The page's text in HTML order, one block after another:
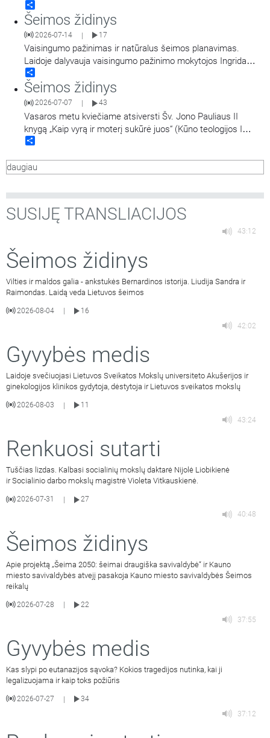
Pukeliai. Laidą veda žurnalistė, komunikacijos ekspertė Diana
Neimantienė.
Šeimos židinys
2026-07-14 | 17
Vaisingumo pažinimas ir natūralus šeimos planavimas.
Laidoje dalyvauja vaisingumo pažinimo mokytojos Ingrida
Vuosaitytė, Elena Kuosaitė-Čypienė, Jūra Jūronienė. Laidą
veda Jurgita Salinienė.
Šeimos židinys
2026-07-07 43
Vasaros metu kviečiame atsiversti Šv. Jono Pauliaus II
knygą „Kaip vyrą ir moterį sukūrė juos“ (Kūno teologijos I
dalį). Karolis Wojtyła-popiežius Jonas Paulius II „Kūno
remdamasis tuo, kaip ją galima įžvelgti Biblijoje. Tai visiškai
daugiau
SUSIJĘ TRANSLIACIJOS
43:12
Šeimos židinys
Vilties ir maldos galia - ankstukės Bernardinos istorija. Liudija Sandra ir
Raimondas. Laidą veda Lietuvos šeimos
2026-08-04
16
42:02
Gyvybės medis
Laidoje svečiuojasi Lietuvos Sveikatos Mokslų universiteto Akušerijos ir
ginekologijos klinikos gydytoja, dėstytoja ir Lietuvos sveikatos mokslų
2026-08-03 |
11
43:24
Renkuosi sutarti
Tuščias lizdas. Kalbasi socialinių mokslų daktarė Nijolė Liobikienė
ir Socialinio darbo mokslų magistrė Violeta Vitkauskienė.
2026-07-31
27
40:48
Šeimos židinys
Apie projektą „Šeima 2050: šeimai draugiška savivaldybė“ ir Kauno
miesto savivaldybės atvejį pasakoja Kauno miesto savivaldybės Šeimos
reikalų
2026-07-28
22
37:55
Gyvybės medis
Kas slypi po eutanazijos sąvoka? Kokios tragedijos nutinka, kai ji
legalizuojama ir kaip toks požiūris
2026-07-27 |
34
37:12